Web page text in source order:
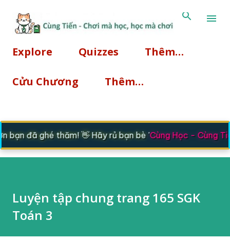
Explore Quizzes Thêm…
Cửu Chương Thêm…
bạn đã ghé thăm! 👋 Hãy rủ bạn bè 'Cùng Học - Cùng
Luyện tập chung trang 165 SGK
Toán 3